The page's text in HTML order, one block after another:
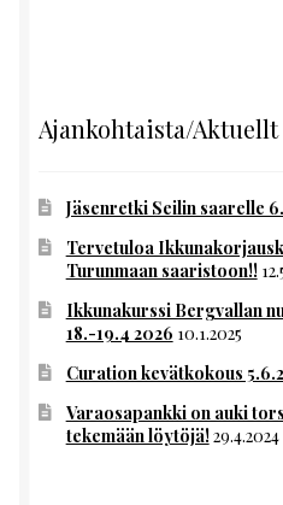
Ajankohtaista/Aktuellt
Jäsenretki Seilin saarelle
Tervetuloa
Turunmaan saaristoon!!
Ikkunakurssi Bergvallan
18.-19.4 2026 10.1.2025
Curation kevätkokous
Varaosapankki on auki
tekemään löytöjä!29.4.2024